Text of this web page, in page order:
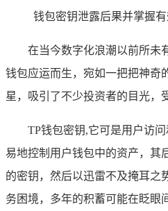
钱包密钥泄露后果并掌握
在当今数字化浪潮以前所未
钱包应运而生，宛如一把把神奇
星，吸引了不少投资者的目光，
TP钱包密钥,它可是用户访
易地控制用户钱包中的资产，其
的密钥，然后以迅雷不及掩耳之
务困境，多年的积蓄可能在眨眼